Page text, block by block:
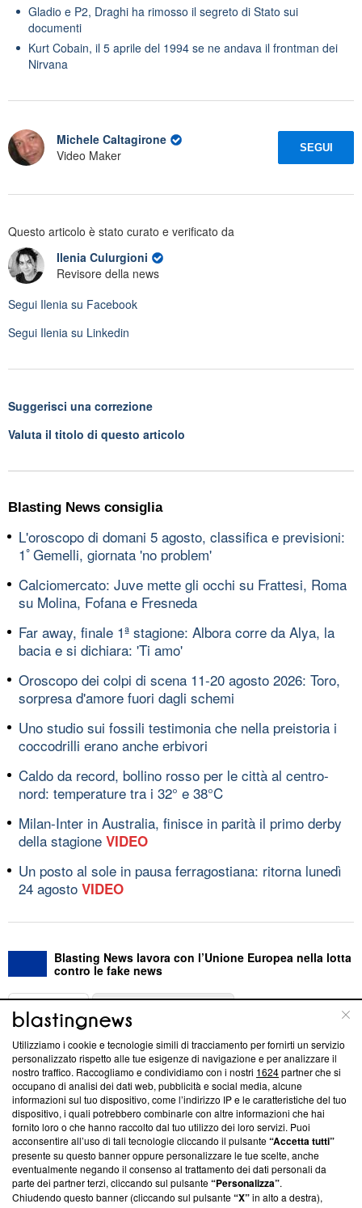
Gladio e P2, Draghi ha rimosso il segreto di Stato sui
documenti
Kurt Cobain, il 5 aprile del 1994 se ne andava il frontman dei
Nirvana
Michele Caltagirone
Video Maker
SEGUI
Questo articolo è stato curato e verificato da
Ilenia Culurgioni
Revisore della news
Segui Ilenia su Facebook
Segui Ilenia su Linkedin
Suggerisci una correzione
Valuta il titolo di questo articolo
Blasting News consiglia
L'oroscopo di domani 5 agosto, classifica e previsioni:
1ﾟGemelli, giornata 'no problem'
Calciomercato: Juve mette gli occhi su Frattesi, Roma
su Molina, Fofana e Fresneda
Far away, finale 1ª stagione: Albora corre da Alya, la
bacia e si dichiara: 'Ti amo'
Oroscopo dei colpi di scena 11-20 agosto 2026: Toro,
sorpresa d'amore fuori dagli schemi
Uno studio sui fossili testimonia che nella preistoria i
coccodrilli erano anche erbivori
Caldo da record, bollino rosso per le città al centro-
nord: temperature tra i 32° e 38°C
Milan-Inter in Australia, finisce in parità il primo derby
della stagione VIDEO
Un posto al sole in pausa ferragostiana: ritorna lunedì
24 agosto VIDEO
Blasting News lavora con l’Unione Europea nella lotta
contro le fake news
ABOUT
Questa sezione offre informazioni trasparenti su Blasting
News, sui nostri processi editoriali e su come ci impegniamo a
creare news di qualità. Inoltre, afferma la nostra aderenza a
‘Trust Project - News with Integrity’Blasting News non è
ancora membro del programma, ma ha richiesto di farne
parte; Trust Project non ha ancora effettuato una verifica di
conformità agli standard.
Su di noi
Utilizziamo i cookie e tecnologie simili di tracciamento per fornirti un servizio
personalizzato rispetto alle tue esigenze di navigazione e per analizzare il
nostro traffico. Raccogliamo e condividiamo con i nostri 1624partner che si
occupano di analisi dei dati web, pubblicità e social media, alcune
informazioni sul tuo dispositivo, come l’indirizzo IP e le caratteristiche del tuo
dispositivo, i quali potrebbero combinarle con altre informazioni che hai
fornito loro o che hanno raccolto dal tuo utilizzo dei loro servizi. Puoi
acconsentire all’uso di tali tecnologie cliccando il pulsante“Accetta tutti”
presente su questo banner oppure personalizzare le tue scelte, anche
eventualmente negando il consenso al trattamento dei dati personali da
parte dei partner terzi, cliccando sul pulsante“Personalizza”.
Chiudendo questo banner (cliccando sul pulsante“X”in alto a destra),